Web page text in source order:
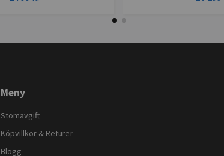
Meny
Stomavgift
Köpvillkor & Returer
Blogg